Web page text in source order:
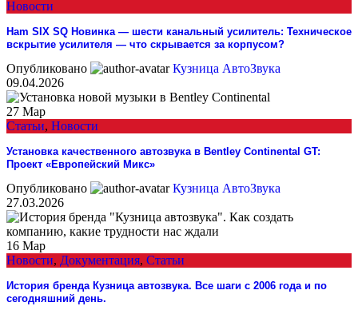
Новости
Ham SIX SQ Новинка — шести канальный усилитель: Техническое
вскрытие усилителя — что скрывается за корпусом?
Опубликовано
Кузница АвтоЗвука
09.04.2026
27 Мар
Статьи, Новости
Установка качественного автозвука в Bentley Continental GT:
Проект «Европейский Микс»
Опубликовано
Кузница АвтоЗвука
27.03.2026
16 Мар
Новости, Документация, Статьи
История бренда Кузница автозвука. Все шаги с 2006 года и по
сегодняшний день.